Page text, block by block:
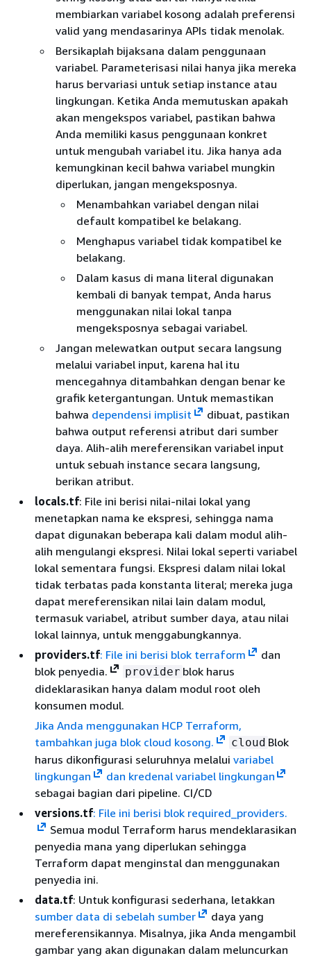
membiarkan variabel kosong adalah preferensi
valid yang mendasarinya APIs tidak menolak.
Bersikaplah bijaksana dalam penggunaan
variabel. Parameterisasi nilai hanya jika mereka
harus bervariasi untuk setiap instance atau
lingkungan. Ketika Anda memutuskan apakah
akan mengekspos variabel, pastikan bahwa
Anda memiliki kasus penggunaan konkret
untuk mengubah variabel itu. Jika hanya ada
kemungkinan kecil bahwa variabel mungkin
diperlukan, jangan mengeksposnya.
Menambahkan variabel dengan nilai
default kompatibel ke belakang.
Menghapus variabel tidak kompatibel ke
belakang.
Dalam kasus di mana literal digunakan
kembali di banyak tempat, Anda harus
menggunakan nilai lokal tanpa
mengeksposnya sebagai variabel.
Jangan melewatkan output secara langsung
melalui variabel input, karena hal itu
mencegahnya ditambahkan dengan benar ke
grafik ketergantungan. Untuk memastikan
bahwa dependensi implisit
dibuat, pastikan
bahwa output referensi atribut dari sumber
daya. Alih-alih mereferensikan variabel input
untuk sebuah instance secara langsung,
berikan atribut.
locals.tf: File ini berisi nilai-nilai lokal yang
menetapkan nama ke ekspresi, sehingga nama
dapat digunakan beberapa kali dalam modul alih-
alih mengulangi ekspresi. Nilai lokal seperti variabel
lokal sementara fungsi. Ekspresi dalam nilai lokal
tidak terbatas pada konstanta literal; mereka juga
dapat mereferensikan nilai lain dalam modul,
termasuk variabel, atribut sumber daya, atau nilai
lokal lainnya, untuk menggabungkannya.
providers.tf: File ini berisi blok terraform
dan
blok penyedia.
provider blok harus
dideklarasikan hanya dalam modul root oleh
konsumen modul.
Jika Anda menggunakan HCP Terraform,
tambahkan juga blok cloud kosong.
cloud Blok
harus dikonfigurasi seluruhnya melalui variabel
lingkungan
dan kredenal variabel lingkungan
sebagai bagian dari pipeline. CI/CD
versions.tf: File ini berisi blok required_providers.
Semua modul Terraform harus mendeklarasikan
penyedia mana yang diperlukan sehingga
Terraform dapat menginstal dan menggunakan
penyedia ini.
data.tf: Untuk konfigurasi sederhana, letakkan
sumber data di sebelah sumber
daya yang
mereferensikannya. Misalnya, jika Anda mengambil
gambar yang akan digunakan dalam meluncurkan